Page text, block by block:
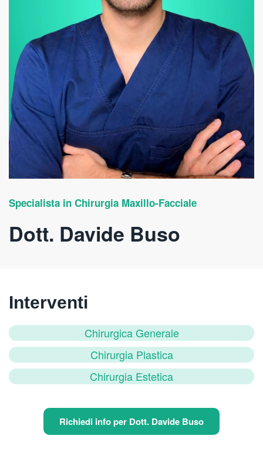
Specialista in Chirurgia Maxillo-Facciale
Dott. Davide Buso
Interventi
Chirurgica Generale
Chirurgia Plastica
Chirurgia Estetica
Richiedi info per Dott. Davide Buso